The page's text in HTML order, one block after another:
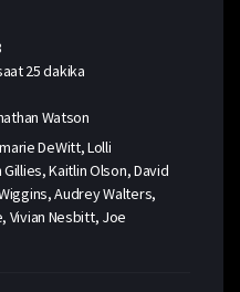
25 dakika
Watson
DeWitt, Lolli
Kaitlin Olson, David
Audrey Walters,
Vivian Nesbitt, Joe